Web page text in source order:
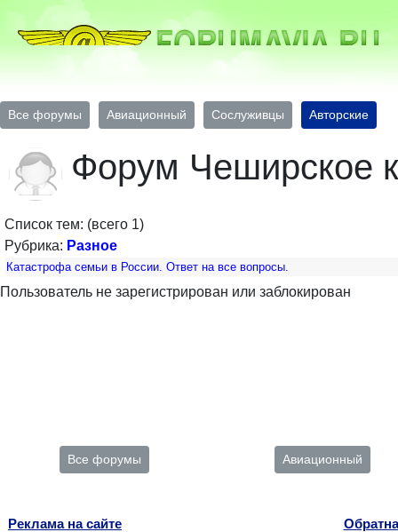
Все форумы Авиационный Сослуживцы Авторские
Форум Чеширское
Список тем: (всего 1)
Рубрика: Разное
Катастрофа семьи в России. Ответ на все вопросы.
Пользователь не зарегистрирован или заблокирован
Все форумы Авиационный
Реклама на сайте